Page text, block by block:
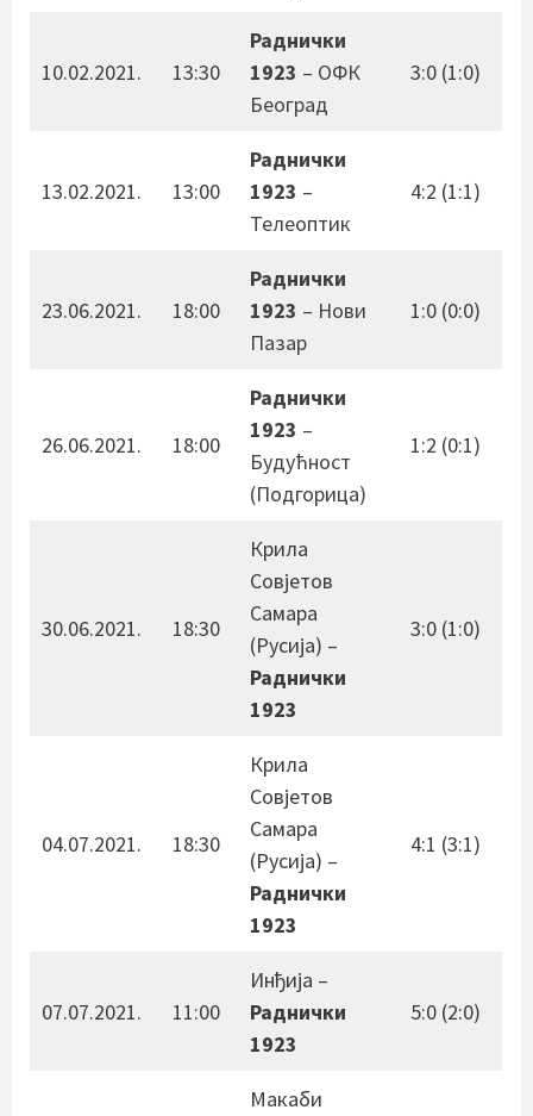
10.02.2021. 13:30
Раднички
1923 – ОФК
Београд
3:0 (1:0)
13.02.2021. 13:00
Раднички
1923 –
Телеоптик
4:2 (1:1)
23.06.2021. 18:00
Раднички
1923 – Нови
Пазар
1:0 (0:0)
26.06.2021. 18:00
Раднички
1923 –
Будућност
(Подгорица)
1:2 (0:1)
30.06.2021. 18:30
Крила
Совјетов
Самара
(Русија) –
Раднички
1923
3:0 (1:0)
04.07.2021. 18:30
Крила
Совјетов
Самара
(Русија) –
Раднички
1923
4:1 (3:1)
07.07.2021. 11:00
Инђија –
Раднички
1923
5:0 (2:0)
Макаби